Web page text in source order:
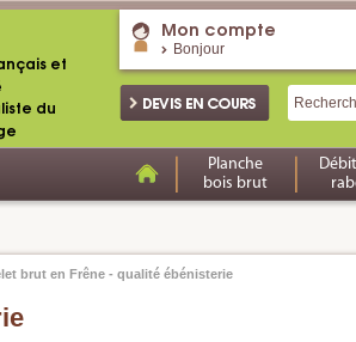
et
du
Mon compte
Bonjour
Planche
bois brut
brut en Frêne - qualité ébénisterie